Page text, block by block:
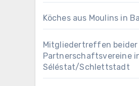
Köches aus Moulins in
Mitgliedertreffen beider
Partnerschaftsvereine
Séléstat/Schlettstadt